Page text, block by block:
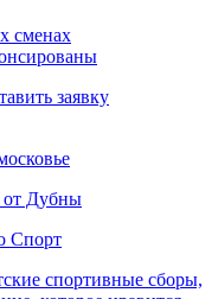
сменах
заявку
от Дубны
Спорт
спортивные сборы,